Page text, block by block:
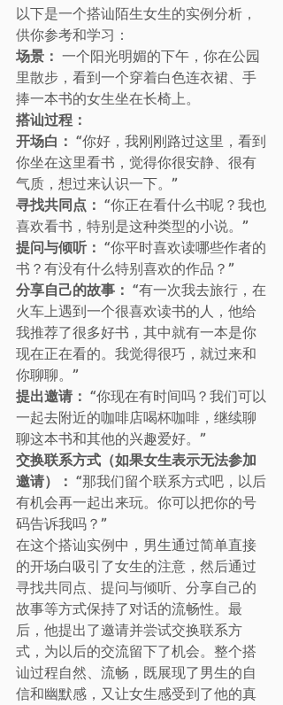
以下是一个搭讪陌生女生的实例分析，
供你参考和学习：
场景： 一个阳光明媚的下午，你在公园
里散步，看到一个穿着白色连衣裙、手
捧一本书的女生坐在长椅上。
搭讪过程：
开场白： “你好，我刚刚路过这里，看到
你坐在这里看书，觉得你很安静、很有
气质，想过来认识一下。”
寻找共同点： “你正在看什么书呢？我也
喜欢看书，特别是这种类型的小说。”
提问与倾听： “你平时喜欢读哪些作者的
书？有没有什么特别喜欢的作品？”
分享自己的故事： “有一次我去旅行，在
火车上遇到一个很喜欢读书的人，他给
我推荐了很多好书，其中就有一本是你
现在正在看的。我觉得很巧，就过来和
你聊聊。”
提出邀请： “你现在有时间吗？我们可以
一起去附近的咖啡店喝杯咖啡，继续聊
聊这本书和其他的兴趣爱好。”
交换联系方式（如果女生表示无法参加
邀请）： “那我们留个联系方式吧，以后
有机会再一起出来玩。你可以把你的号
码告诉我吗？”
在这个搭讪实例中，男生通过简单直接
的开场白吸引了女生的注意，然后通过
寻找共同点、提问与倾听、分享自己的
故事等方式保持了对话的流畅性。最
后，他提出了邀请并尝试交换联系方
式，为以后的交流留下了机会。整个搭
讪过程自然、流畅，既展现了男生的自
信和幽默感，又让女生感受到了他的真